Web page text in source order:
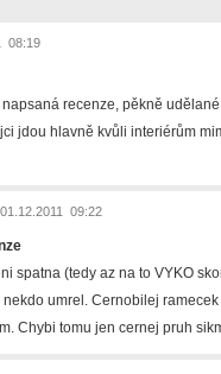
08:19
recenze, pěkně
jdou hlavně kvůli interiérům
01.12.2011 09:22
spatna (tedy az na to VYKO
umrel. Cernobilej
Chybi tomu jen cernej pruh